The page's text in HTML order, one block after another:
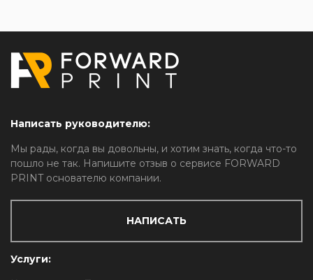
Написать руководителю:
Мы рады, когда вы довольны, и хотим знать, когда что-то
пошло не так. Напишите отзыв о сервисе FORWARD
PRINT основателю компании.
НАПИСАТЬ
Услуги: